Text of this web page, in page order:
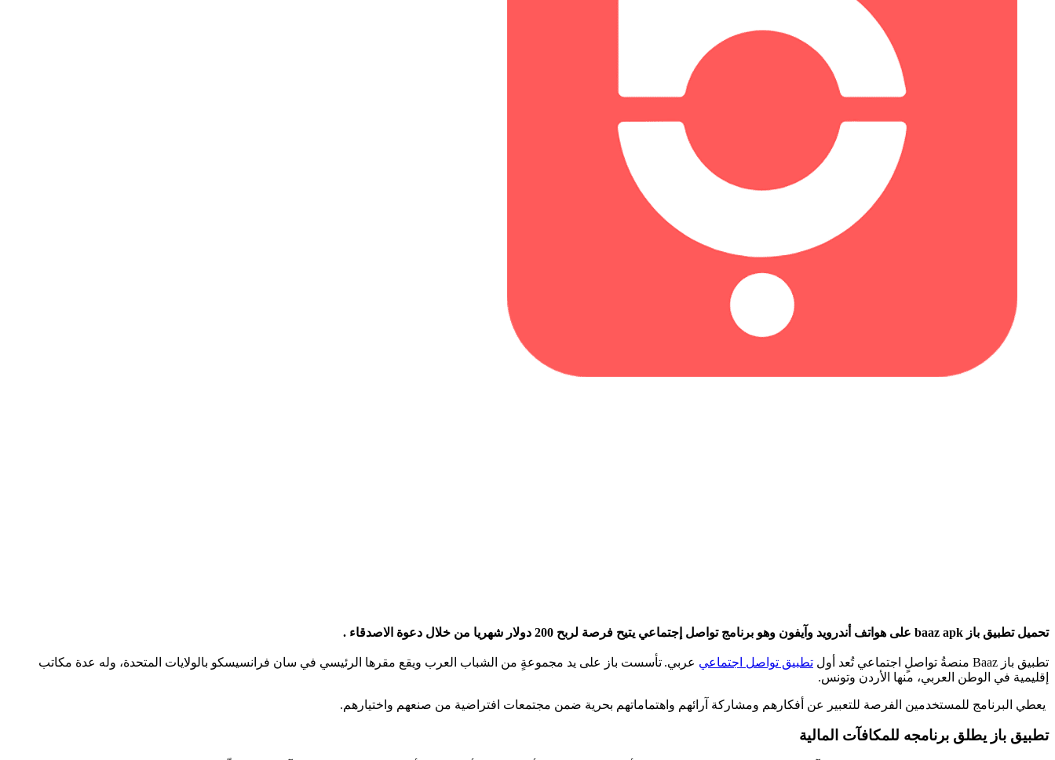
تحميل تطبيق باز baaz apk على هواتف أندرويد وآيفون وهو برنامج تواصل إجتماعي يتيح فرصة لربح 200 دولار شهريا من خلال دعوة الاصدقاء .
تطبيق باز Baaz منصةُ تواصلٍ اجتماعي تُعد أول تطبيق تواصل اجتماعي عربي. تأسست باز على يد مجموعةٍ من الشباب العرب ويقع مقرها الرئيسي في سان فرانسيسكو بالولايات المتحدة، وله عدة مكاتب
إقليمية في الوطن العربي، منها الأردن وتونس.
يعطي البرنامج للمستخدمين الفرصة للتعبير عن أفكارهم ومشاركة آرائهم واهتماماتهم بحرية ضمن مجتمعات افتراضية من صنعهم واختيارهم.
تطبيق باز يطلق برنامجه للمكافآت المالية